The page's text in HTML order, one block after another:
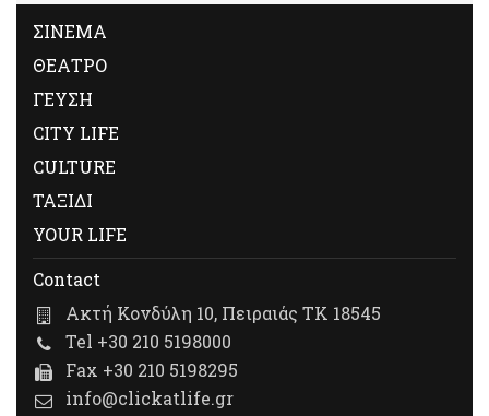
ΣΙΝΕΜΑ
ΘΕΑΤΡΟ
ΓΕΥΣΗ
CITY LIFE
CULTURE
ΤΑΞΙΔΙ
YOUR LIFE
Contact
Ακτή Κονδύλη 10, Πειραιάς ΤΚ 18545
Tel +30 210 5198000
Fax +30 210 5198295
info@clickatlife.gr